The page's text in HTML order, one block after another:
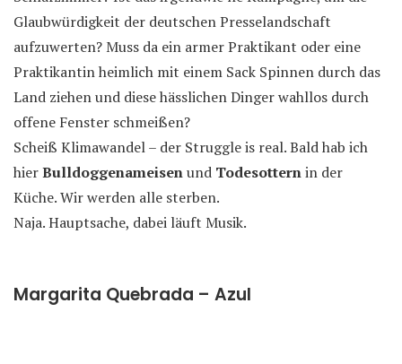
Glaubwürdigkeit der deutschen Presselandschaft
aufzuwerten? Muss da ein armer Praktikant oder eine
Praktikantin heimlich mit einem Sack Spinnen durch das
Land ziehen und diese hässlichen Dinger wahllos durch
offene Fenster schmeißen?
Scheiß Klimawandel – der Struggle is real. Bald hab ich
hierBulldoggenameisenund Todesotternin der
Küche. Wir werden alle sterben.
Naja. Hauptsache, dabei läuft Musik.
Margarita Quebrada – Azul